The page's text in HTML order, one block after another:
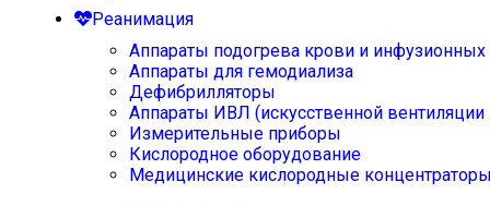
Реанимация
Аппараты подогрева крови и инфузионных
Аппараты для гемодиализа
Дефибрилляторы
Аппараты ИВЛ (искусственной вентиляции
Измерительные приборы
Кислородное оборудование
Медицинские кислородные